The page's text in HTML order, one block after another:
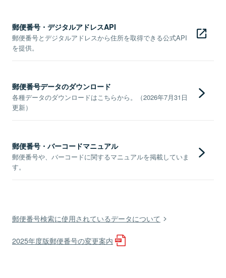
郵便番号・デジタルアドレスAPI
郵便番号とデジタルアドレスから住所を取得できる公式API
を提供。
郵便番号データのダウンロード
各種データのダウンロードはこちらから。（2026年7月31日
更新）
郵便番号・バーコードマニュアル
郵便番号や、バーコードに関するマニュアルを掲載していま
す。
郵便番号検索に使用されているデータについて
2025年度版郵便番号の変更案内